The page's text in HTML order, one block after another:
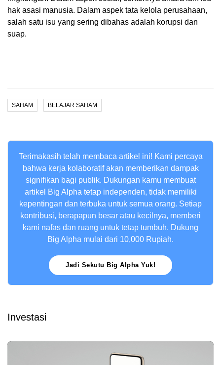
hak asasi manusia. Dalam aspek tata kelola perusahaan,
salah satu isu yang sering dibahas adalah korupsi dan
suap.
SAHAM BELAJAR SAHAM
Terimakasih telah membaca artikel ini! Kami percaya
bahwa kerja kolaboratif akan memberikan dampak
signifikan bagi publik. Dukungan kamu membuat
artikel Big Alpha tetap independen, tidak memiliki
kepentingan dan terbuka untuk semua orang. Setiap
kontribusi, berapapun besar atau kecilnya, memberi
kami nafas dan ruang untuk tetap tumbuh. Dukung
Big Alpha mulai dari 10,000 Rupiah.
Jadi Sekutu Big Alpha Yuk!
Investasi